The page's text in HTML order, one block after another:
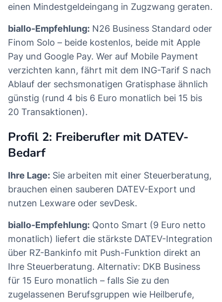
einen Mindestgeldeingang in Zugzwang geraten.
biallo-Empfehlung: N26 Business Standard oder
Finom Solo – beide kostenlos, beide mit Apple
Pay und Google Pay. Wer auf Mobile Payment
verzichten kann, fährt mit dem ING-Tarif S nach
Ablauf der sechsmonatigen Gratisphase ähnlich
günstig (rund 4 bis 6 Euro monatlich bei 15 bis
20 Transaktionen).
Profil 2: Freiberufler mit DATEV-
Bedarf
Ihre Lage: Sie arbeiten mit einer Steuerberatung,
brauchen einen sauberen DATEV-Export und
nutzen Lexware oder sevDesk.
biallo-Empfehlung: Qonto Smart (9 Euro netto
monatlich) liefert die stärkste DATEV-Integration
über RZ-Bankinfo mit Push-Funktion direkt an
Ihre Steuerberatung. Alternativ: DKB Business
für 15 Euro monatlich – falls Sie zu den
zugelassenen Berufsgruppen wie Heilberufe,